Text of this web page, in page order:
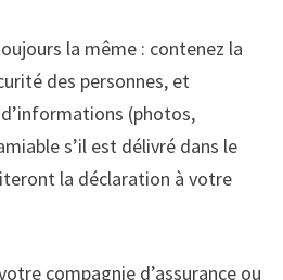
la même : contenez la
des personnes, et
(photos,
s’il est délivré dans le
la déclaration à votre
compagnie d’assurance ou